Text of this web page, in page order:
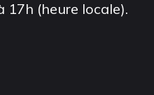
17h (heure locale).